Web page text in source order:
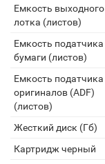
Емкость выходного
лотка (листов)
Емкость податчика
бумаги (листов)
Емкость податчика
оригиналов (ADF)
(листов)
Жесткий диск (Гб)
Картридж черный